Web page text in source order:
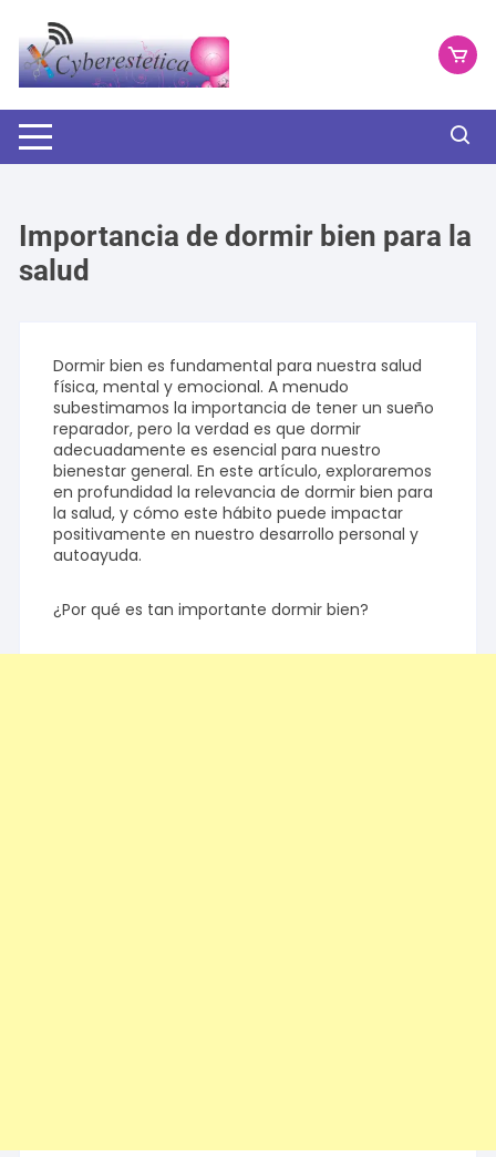
contenido
Importancia de dormir bien para la
salud
Dormir bien es fundamental para nuestra salud
física, mental y emocional. A menudo
subestimamos la importancia de tener un sueño
reparador, pero la verdad es que dormir
adecuadamente es esencial para nuestro
bienestar general. En este artículo, exploraremos
en profundidad la relevancia de dormir bien para
la salud, y cómo este hábito puede impactar
positivamente en nuestro desarrollo personal y
autoayuda.
¿Por qué es tan importante dormir bien?